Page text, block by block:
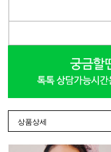
상품상세